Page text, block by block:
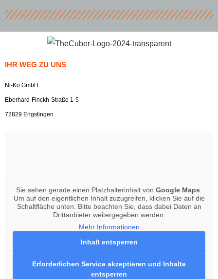
IHR WEG ZU UNS
Ni-Ko GmbH
Eberhard-Finckh-Straße 1-5
72829 Engstingen
Sie sehen gerade einen Platzhalterinhalt von Google Maps.
Um auf den eigentlichen Inhalt zuzugreifen, klicken Sie auf die
Schaltfläche unten. Bitte beachten Sie, dass dabei Daten an
Drittanbieter weitergegeben werden.
Mehr Informationen
Inhalt entsperren
Erforderlichen Service akzeptieren und Inhalte
entsperren